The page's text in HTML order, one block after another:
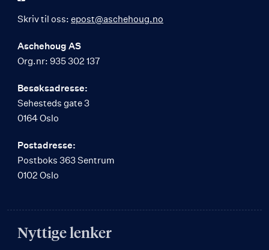
Skriv til oss: epost@aschehoug.no
Aschehoug AS
Org.nr: 935 302 137
Besøksadresse:
Sehesteds gate 3
0164 Oslo
Postadresse:
Postboks 363 Sentrum
0102 Oslo
Nyttige lenker